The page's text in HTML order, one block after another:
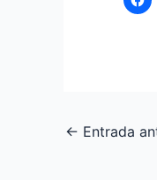
← Entrada